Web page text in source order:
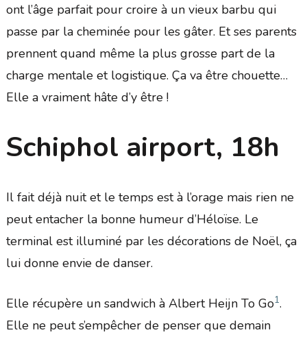
ont l’âge parfait pour croire à un vieux barbu qui
passe par la cheminée pour les gâter. Et ses parents
prennent quand même la plus grosse part de la
charge mentale et logistique. Ça va être chouette…
Elle a vraiment hâte d’y être !
Schiphol airport, 18h
Il fait déjà nuit et le temps est à l’orage mais rien ne
peut entacher la bonne humeur d’Héloïse. Le
terminal est illuminé par les décorations de Noël, ça
lui donne envie de danser.
Elle récupère un sandwich à Albert Heijn To Go1.
Elle ne peut s’empêcher de penser que demain